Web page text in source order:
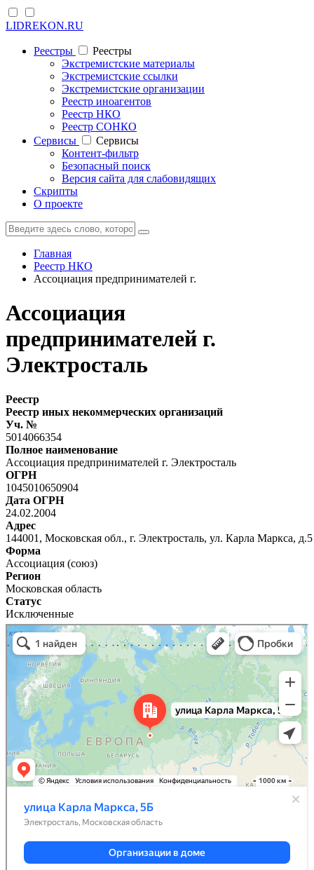
LIDREKON.RU
Реестры
Реестры
Экстремистские материалы
Экстремистские ссылки
Экстремистские организации
Реестр иноагентов
Реестр НКО
Реестр СОНКО
Cервисы
Cервисы
Контент-фильтр
Безопасный поиск
Версия сайта для слабовидящих
Скрипты
О проекте
Главная
Реестр НКО
Ассоциация предпринимателей г.
Ассоциация
предпринимателей г.
Электросталь
Реестр
Реестр иных некоммерческих организаций
Уч. №
5014066354
Полное наименование
Ассоциация предпринимателей г. Электросталь
ОГРН
1045010650904
Дата ОГРН
24.02.2004
Адрес
144001, Московская обл., г. Электросталь, ул. Карла Маркса,
Форма
Ассоциация (союз)
Регион
Московская область
Статус
Исключенные